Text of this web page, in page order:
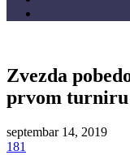
Zvezda
prvom turniru
septembar 14, 2019
181